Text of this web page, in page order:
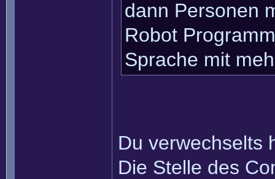
dann Personen
Robot
Sprache mit
Du verwechselts
Die Stelle des